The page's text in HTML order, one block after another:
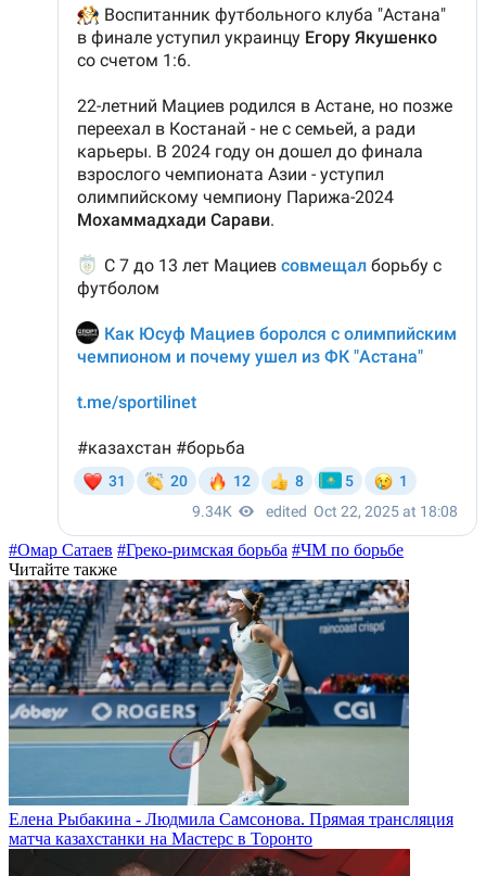
#Омар Сатаев #Греко-римская борьба #ЧМ по борьбе
Читайте также
Елена Рыбакина - Людмила Самсонова. Прямая трансляция
матча казахстанки на Мастерс в Торонто